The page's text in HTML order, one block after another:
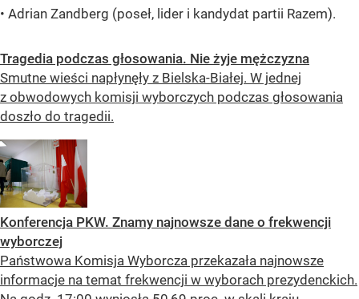
• Adrian Zandberg (poseł, lider i kandydat partii Razem).
Tragedia podczas głosowania. Nie żyje mężczyzna
Smutne wieści napłynęły z Bielska-Białej. W jednej
z obwodowych komisji wyborczych podczas głosowania
doszło do tragedii.
Konferencja PKW. Znamy najnowsze dane o frekwencji
wyborczej
Państwowa Komisja Wyborcza przekazała najnowsze
informacje na temat frekwencji w wyborach prezydenckich.